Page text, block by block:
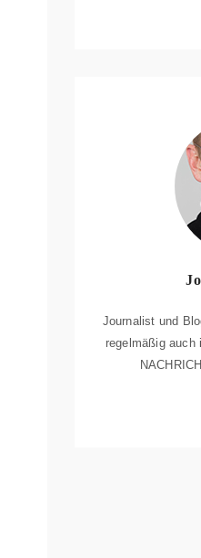
Journalist und
regelmäßig auch